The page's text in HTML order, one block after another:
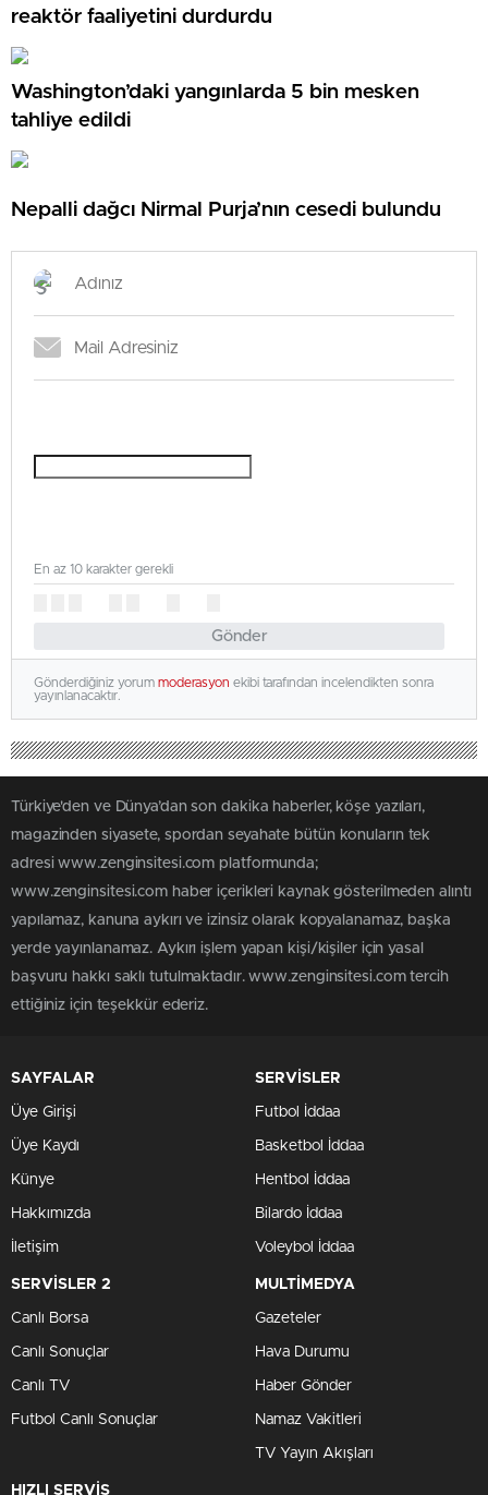
reaktör faaliyetini durdurdu
Washington’daki yangınlarda 5 bin mesken
tahliye edildi
Nepalli dağcı Nirmal Purja’nın cesedi bulundu
Gönder
En az 10 karakter gerekli
Gönderdiğiniz yorum moderasyon ekibi tarafından incelendikten sonra
yayınlanacaktır.
Türkiye'den ve Dünya’dan son dakika haberler, köşe yazıları,
magazinden siyasete, spordan seyahate bütün konuların tek
adresi www.zenginsitesi.com platformunda;
www.zenginsitesi.com haber içerikleri kaynak gösterilmeden alıntı
yapılamaz, kanuna aykırı ve izinsiz olarak kopyalanamaz, başka
yerde yayınlanamaz. Aykırı işlem yapan kişi/kişiler için yasal
başvuru hakkı saklı tutulmaktadır. www.zenginsitesi.com tercih
ettiğiniz için teşekkür ederiz.
SAYFALAR
Üye Girişi
Üye Kaydı
Künye
Hakkımızda
İletişim
SERVİSLER
Futbol İddaa
Basketbol İddaa
Hentbol İddaa
Bilardo İddaa
Voleybol İddaa
SERVİSLER 2
Canlı Borsa
Canlı Sonuçlar
Canlı TV
Futbol Canlı Sonuçlar
MULTİMEDYA
Gazeteler
Hava Durumu
Haber Gönder
Namaz Vakitleri
TV Yayın Akışları
HIZLI SERVİS